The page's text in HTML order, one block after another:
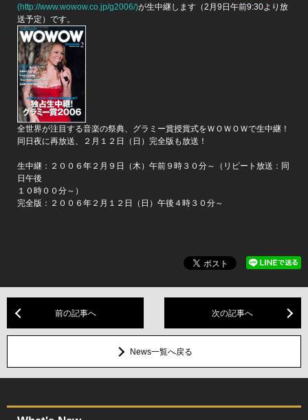
(http://www.wowow.co.jp/g2006/)が生中継します（2月9日午前9:30より放
送予定）です。
全世界が注目する音楽の祭典、グラミー賞授賞式をＷＯＷＯＷで生中継！
同日夜に再放送、２月１２日（日）完全版も放送！
生中継：２００６年２月９日（木）午前９時３０分～（リピート放送：同
日午後
１０時００分～）
完全版：２００６年２月１２日（日）午後４時３０分～
前の記事へ 次の記事へ
News一覧へ戻る